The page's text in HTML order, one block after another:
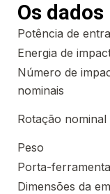
Os
Potência de
Energia de
Número de
nominais
Rotação nominal
Peso
Porta-
Dimensões da